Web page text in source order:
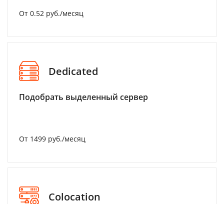
От 0.52 руб./месяц
Dedicated
Подобрать выделенный сервер
От 1499 руб./месяц
Colocation